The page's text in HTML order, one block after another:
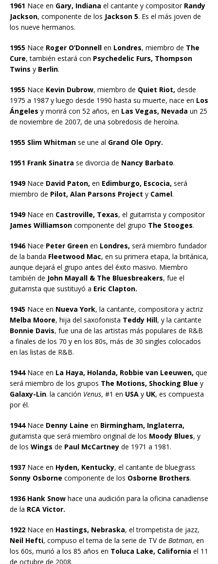
1961 Nace en Gary, Indiana el cantante y compositorRandy
Jackson, componente de los Jackson 5. Es el más joven de
los nueve hermanos.
1955 Nace Roger O’Donnell en Londres, miembro de The
Cure, también estará con Psychedelic Furs, Thompson
Twins y Berlin.
1955 Nace Kevin Dubrow, miembro de Quiet Riot, desde
1975 a 1987 y luego desde 1990 hasta su muerte, nace en Los
Ángeles y morirá con 52 años, en Las Vegas, Nevada un 25
de noviembre de 2007, de una sobredosis de heroína.
1955 Slim Whitman se une al Grand Ole Opry.
1951 Frank Sinatra se divorcia de Nancy Barbato.
1949Nace David Paton, en Edimburgo, Escocia, será
miembro de Pilot, Alan Parsons Project y Camel.
1949Nace en Castroville, Texas, el guitarrista y compositor
James Williamson componente del grupo The Stooges.
1946Nace Peter Green en Londres, será miembro fundador
de la banda Fleetwood Mac, en su primera etapa, la británica,
aunque dejará el grupo antes del éxito masivo. Miembro
también de John Mayall & The Bluesbreakers, fue el
guitarrista que sustituyó a Eric Clapton.
1945 Nace en Nueva York, la cantante, compositora y actriz
Melba Moore, hija del saxofonista Teddy Hill, y la cantante
Bonnie Davis, fue una de las artistas más populares de R&B
a finales de los 70 y en los 80s, más de 30 singles colocados
en las listas de R&B.
1944Nace en La Haya, Holanda, Robbie van Leeuwen, que
será miembro de los grupos The Motions, Shocking Blue y
Galaxy-Lin. la canción Venus, #1 en USA y UK, es compuesta
por él.
1944Nace Denny Laine en Birmingham, Inglaterra,
guitarrista que será miembro original de los Moody Blues, y
de los Wings de Paul McCartney de 1971 a 1981.
1937 Nace en Hyden, Kentucky, el cantante de bluegrass
Sonny Osborne componente de los Osborne Brothers.
1936 Hank Snow hace una audición para la oficina canadiense
de la RCA Victor.
1922 Nace en Hastings, Nebraska, el trompetista de jazz,
Neil Hefti, compuso el tema de la serie de TV de Batman, en
los 60s, murió a los 85 años en Toluca Lake, California el 11
de octubre de 2008.